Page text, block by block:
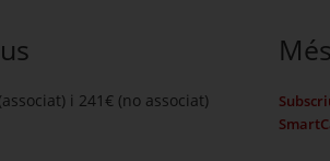
i 241€ (no associat)